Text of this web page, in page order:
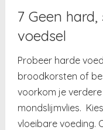
7 Geen
voedsel
Probeer harde
broodkorsten of
voorkom je
mondslijmvlies.
vloeibare voeding.